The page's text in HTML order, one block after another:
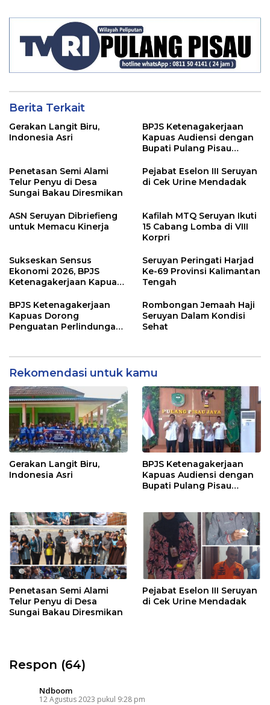
Berita Terkait
Gerakan Langit Biru,
Indonesia Asri
BPJS Ketenagakerjaan
Kapuas Audiensi dengan
Bupati Pulang Pisau
Ekosistem Desa, dan
Pekerja Rentan
Penetasan Semi Alami
Telur Penyu di Desa
Sungai Bakau Diresmikan
Pejabat Eselon III Seruyan
di Cek Urine Mendadak
ASN Seruyan Dibriefieng
untuk Memacu Kinerja
Kafilah MTQ Seruyan Ikuti
15 Cabang Lomba di VIII
Korpri
Sukseskan Sensus
Ekonomi 2026, BPJS
Ketenagakerjaan Kapuas
Petugas Lapangan
Seruyan Peringati Harjad
Ke-69 Provinsi Kalimantan
Tengah
BPJS Ketenagakerjaan
Kapuas Dorong
Penguatan Perlindungan
Rombongan Jemaah Haji
Seruyan Dalam Kondisi
Sehat
Rekomendasi untuk kamu
Gerakan Langit Biru,
Indonesia Asri
BPJS Ketenagakerjaan
Kapuas Audiensi dengan
Bupati Pulang Pisau
Pekerja Rentan
Penetasan Semi Alami
Telur Penyu di Desa
Sungai Bakau Diresmikan
Pejabat Eselon III Seruyan
di Cek Urine Mendadak
Respon (64)
Ndboom
12 Agustus 2023 pukul 9:28 pm